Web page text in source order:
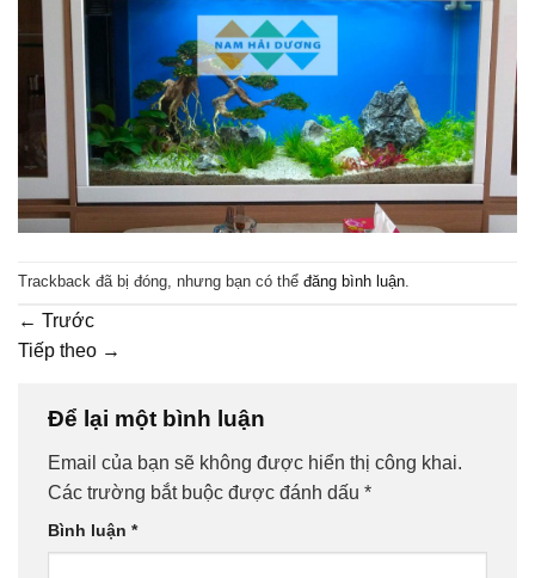
Trackback đã bị đóng, nhưng bạn có thể đăng bình luận.
← Trước
Tiếp theo →
Để lại một bình luận
Email của bạn sẽ không được hiển thị công khai.
Các trường bắt buộc được đánh dấu *
Bình luận *